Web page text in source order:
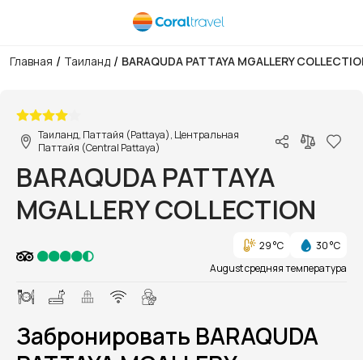
Главная / Таиланд / BARAQUDA PATTAYA MGALLERY
Таиланд, Паттайя (Pattaya), Центральная
Паттайя (Central Pattaya)
BARAQUDA PATTAYA
MGALLERY COLLECTION
29 °C
30 °C
August средняя температура
Забронировать BARAQUDA